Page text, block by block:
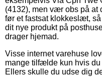
(4132), men vær obs på at
før et fastsat klokkeslæt,
dit nye produkt på
drager hjemad.
Visse internet varehuse
mange tilfælde kun hvis du
Ellers skulle du udse dig